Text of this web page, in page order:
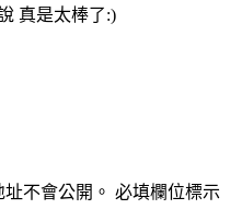
真是太棒了:)
不會公開。 必填欄位標示